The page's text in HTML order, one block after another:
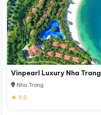
Vinpearl Luxury Nha Trang
Nha Trang
★ 5.0